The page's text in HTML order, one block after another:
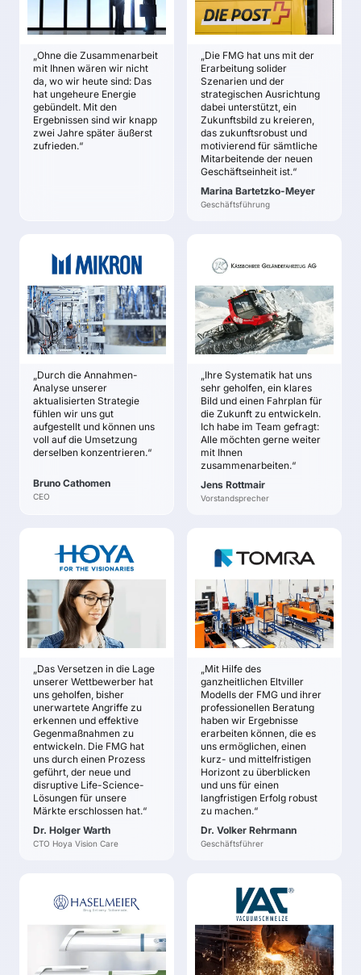
dass wir attraktiv für
talentierte Mitarbeiter
sind, die wirklich etwas
bewegen wollen.
„Ohne die Zusammenarbeit
mit Ihnen wären wir nicht
da, wo wir heute sind: Das
hat ungeheure Energie
gebündelt. Mit den
Ergebnissen sind wir knapp
zwei Jahre später äußerst
zufrieden.“
und Engpassfertigkeiten
Klarheit über
erfolgskritische
Anforderungen an
zukünftige Mitarbeiter
Konkretes Bild davon,
was die Attraktivität als
zukunftsweisender
Arbeitgeber ausmacht
„Die FMG hat uns mit der
Erarbeitung solider
Szenarien und der
strategischen Ausrichtung
dabei unterstützt, ein
Zukunftsbild zu kreieren,
das zukunftsrobust und
motivierend für sämtliche
Mitarbeitende der neuen
Geschäftseinheit ist.“
Marina Bartetzko-Meyer
Geschäftsführung
ZIELE
Ganzheitliches und
Verständnis zur
wahrscheinlichen
Zukunft des Marktes
Ein strategisches
Alignment des
Management-Teams
aus den früheren
Organisationseinheiten
Gemeinsam
getragenes, klares
Geschäftseinheit
„Durch die Annahmen-
Analyse unserer
aktualisierten Strategie
fühlen wir uns gut
aufgestellt und können uns
voll auf die Umsetzung
derselben konzentrieren.“
Bruno Cathomen
CEO
MIKRON GRUPPE
Bruno Cathomen
ZIELE
Ziel des Projekts war
es, die aktualisierte
Unternehmensstrategie
überprüfen, ob die
zugrundeliegenden
Zukunftsannahmen
valide sind und einer
Prüfung seitens der
FMG standhalten.
„Ihre Systematik hat uns
sehr geholfen, ein klares
Bild und einen Fahrplan für
die Zukunft zu entwickeln.
Ich habe im Team gefragt:
Alle möchten gerne weiter
mit Ihnen
zusammenarbeiten.“
Jens Rottmair
Vorstandsprecher
GELÄNDEFAHRZEUGE
Jens Rottmair
ZIELE
Schaffung solider und
gemeinsamer
Führungsteam als Basis
des Geschäft und der
Strategie.
Ein klares Zukunftsbild,
wie die nächste Ära von
Kässbohrer aussehen
soll und wie wir
unabhängiger vom
Schnee werden.
Prioritäten, Zielen,
Maßnahmen und
Verantwortlichkeiten.
„Das Versetzen in die Lage
unserer Wettbewerber hat
uns geholfen, bisher
unerwartete Angriffe zu
erkennen und effektive
Gegenmaßnahmen zu
entwickeln. Die FMG hat
uns durch einen Prozess
geführt, der neue und
disruptive Life-Science-
Lösungen für unsere
Märkte erschlossen hat.“
Dr. Holger Warth
CTO Hoya Vision Care
HOYA VISION CARE
Dr. Holger Warth
Hoya Vision Care
möchte sicherer und
weniger überrascht
Hoya Vision Care will
Chancen für
Innovationen der
nächsten Generation
erkennen und nutzen.
Hoya Vision Care
möchte eine Grundlage,
um seine Vision und
Strategie robuster
gegen Störungen und
Wettbewerbsangriffe zu
machen.
„Mit Hilfe des
ganzheitlichen Eltviller
Modells der FMG und ihrer
professionellen Beratung
haben wir Ergebnisse
erarbeiten können, die es
uns ermöglichen, einen
kurz- und mittelfristigen
Horizont zu überblicken
und uns für einen
langfristigen Erfolg robust
zu machen.“
Dr. Volker Rehrmann
Geschäftsführer
TOMRA SORTING
SOLUTIONS
Dr. Volker Rehrmann
ZIELE
Ein klares und
fundiertes Verständnis
wahrscheinlichen und
möglichen
Veränderungen im
Marktumfeld.
HASELMEIER
Frédéric Gabriel
ZIELE
Gewissheit, alle
VACUUMSCHMELZE
Dr. Ralf Koch
ZIELE
Für zwei